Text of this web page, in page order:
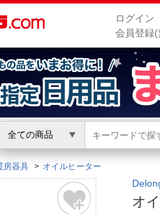
ログイン
会員登録(
全ての商品
は
ログイン
房器具 オイルヒーター
オ